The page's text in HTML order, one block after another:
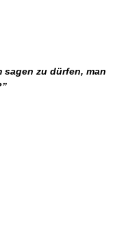
sagen zu dürfen, man